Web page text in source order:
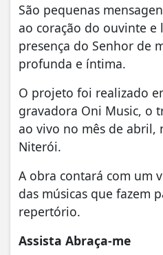
São pequenas
ao coração do ouvinte e
presença do Senhor de
profunda e íntima.
O projeto foi realizado
gravadora Oni Music, o
ao vivo no mês de abril,
Niterói.
A obra contará com um
das músicas que fazem
repertório.
Assista Abraça-me